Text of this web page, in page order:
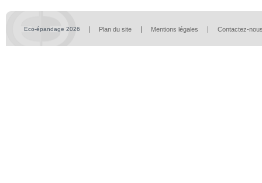
Eco-épandage 2026 Plan du site Mentions légales Contactez-